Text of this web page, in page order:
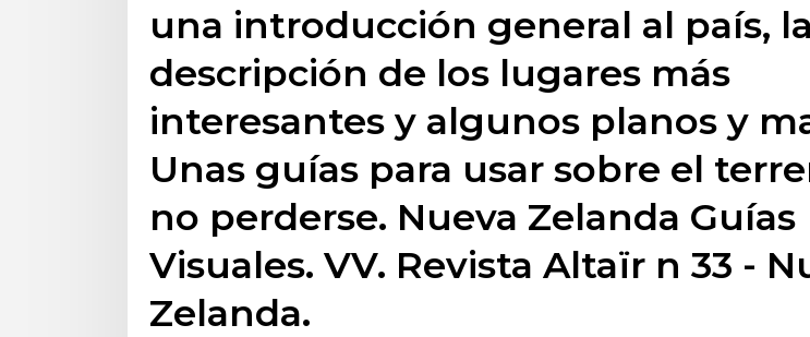
una introducción general al país, la
descripción de los lugares más
interesantes y algunos planos y
Unas guías para usar sobre el
no perderse. Nueva Zelanda Guías
Visuales. VV. Revista Altaïr n 33 -
Zelanda.